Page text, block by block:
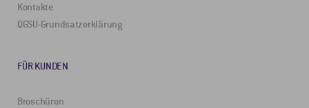
Kontakte
QGSU-Grundsatzerklärung
FÜR KUNDEN
Broschüren